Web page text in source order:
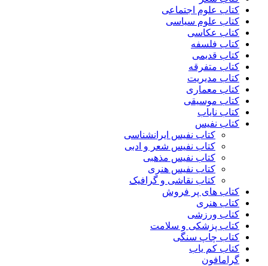
کتاب علوم اجتماعی
کتاب علوم سیاسی
کتاب عکاسی
کتاب فلسفه
کتاب قدیمی
کتاب متفرقه
کتاب مدیریت
کتاب معماری
کتاب موسیقی
کتاب نایاب
کتاب نفیس
کتاب نفیس ایرانشناسی
کتاب نفیس شعر و ادبی
کتاب نفیس مذهبی
کتاب نفیس هنری
کتاب نقاشی و گرافیک
کتاب های پر فروش
کتاب هنری
کتاب ورزشی
کتاب پزشکی و سلامت
کتاب چاپ سنگی
کتاب کم یاب
گرامافون